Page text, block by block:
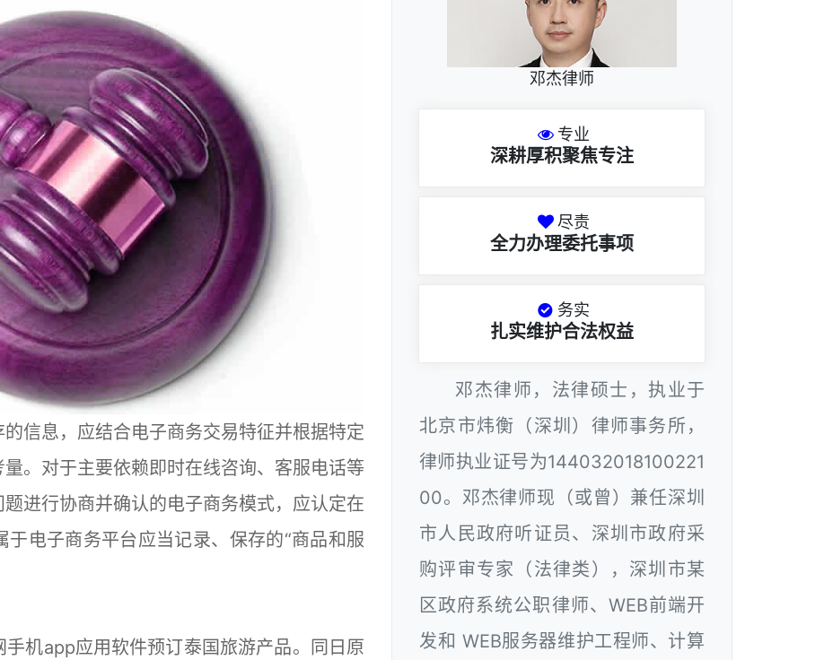
息，应结合电子商务交易特征并根据特定
。对于主要依赖即时在线咨询、客服电话等
进行协商并确认的电子商务模式，应认定在
电子商务平台应当记录、保存的“商品和服
机app应用软件预订泰国旅游产品。同日原
邓杰律师
专业
深耕厚积聚焦专注
尽责
全力办理委托事项
务实
扎实维护合法权益
邓杰律师，法律硕士，执业于
北京市炜衡（深圳）律师事务所，
律师执业证号为144032018100221
00。邓杰律师现（或曾）兼任深圳
市人民政府听证员、深圳市政府采
购评审专家（法律类），深圳市某
区政府系统公职律师、WEB前端开
发和 WEB服务器维护工程师、计算